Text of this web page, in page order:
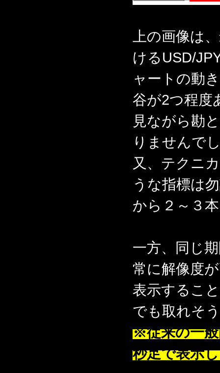
上の画像は
けるUSD/
ャートの動
谷が2つ程度
見ながら勘
りませんで
又、テクニ
うな指標は
から２～３
一方、同じ
常に解像度
表示するこ
でも取れそ
※従来の一般
秒足で表示